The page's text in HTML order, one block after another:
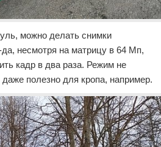
можно делать снимки
несмотря на матрицу в 64 Мп,
кадр в два раза. Режим не
даже полезно для кропа, например.